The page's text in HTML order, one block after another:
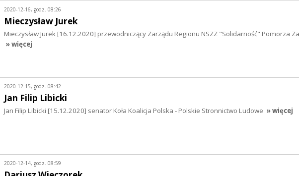
2020-12-16, godz. 08:26
Mieczysław Jurek
Mieczysław Jurek [16.12.2020] przewodniczący Zarządu Regionu NSZZ "Solidarność" Pomorza
» więcej
2020-12-15, godz. 08:42
Jan Filip Libicki
Jan Filip Libicki [15.12.2020] senator Koła Koalicja Polska - Polskie Stronnictwo Ludowe » więcej
2020-12-14, godz. 08:59